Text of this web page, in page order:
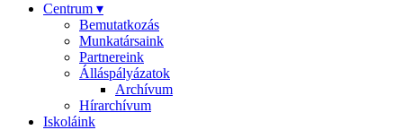
Centrum ▾
Bemutatkozás
Munkatársaink
Partnereink
Álláspályázatok
Archívum
Hírarchívum
Iskoláink